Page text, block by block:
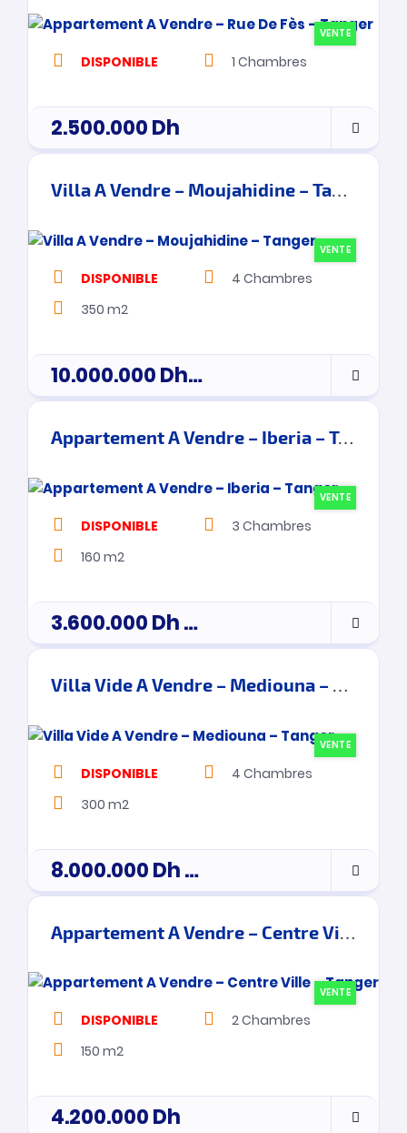
VENTE
DISPONIBLE 1 Chambres
2.500.000Dh
Villa A Vendre – Moujahidine – Tanger
VENTE
DISPONIBLE 4 Chambres
350 m2
10.000.000Dh Prix de vente
Appartement A Vendre – Iberia – Tanger
VENTE
DISPONIBLE 3 Chambres
160 m2
3.600.000Dh prix de vente
Villa Vide A Vendre – Mediouna – Tanger
VENTE
DISPONIBLE 4 Chambres
300 m2
8.000.000Dh prix de vente
Appartement A Vendre – Centre Ville – Tanger
VENTE
DISPONIBLE 2Chambres
150 m2
4.200.000Dh